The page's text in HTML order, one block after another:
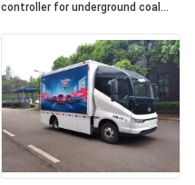
controller for underground coal